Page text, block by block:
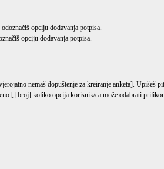
opciju dodavanja potpisa.
opciju dodavanja potpisa.
nemaš dopuštenje za kreiranje anketa]. Upišeš
[broj] koliko opcija korisnik/ca može odabrati